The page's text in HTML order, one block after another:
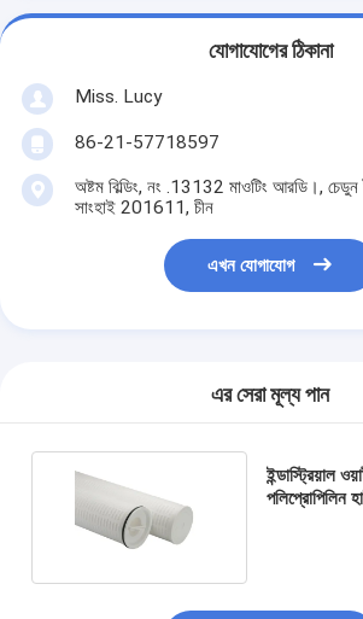
যোগাযোগের ঠিকানা
Miss. Lucy
86-21-57718597
অষ্টম বিল্ডিং, নং .13132 মাওটিং আরডি।, চেডুন
সাংহাই 201611, চীন
এখন যোগাযোগ
এর সেরা মূল্য পান
ইন্ডাস্ট্রিয়াল
পলিপ্রোপিলিন